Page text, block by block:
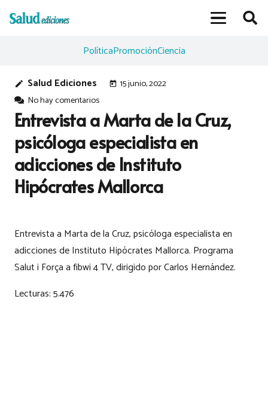
PolíticaPromociónCiencia
edit Salud Ediciones today 15 junio, 2022
No hay comentarios
Entrevista a Marta de la Cruz,
psicóloga especialista en
adicciones de Instituto
Hipócrates Mallorca
Entrevista a Marta de la Cruz, psicóloga especialista en
adicciones de Instituto Hipócrates Mallorca. Programa
Salut i Força a fibwi 4 TV, dirigido por Carlos Hernández.
Lecturas:5.476